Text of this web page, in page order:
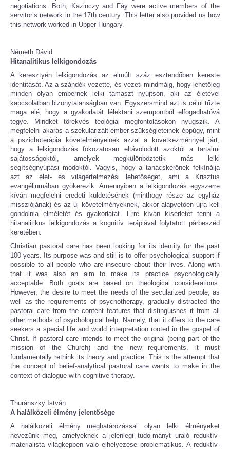
negotiations. Both, Kazinczy and Fáy were active members of the
servitor’s network in the 17th century. This letter also provided us how
this network worked in Upper-Hungary.
Németh Dávid
Hitanalitikus lelkigondozás
A keresztyén lelkigondozás az elmúlt száz esztendőben kereste
identitását. Az a szándék vezette, és vezeti mindmáig, hogy lehetőleg
minden olyan embernek lelki támaszt nyújtson, aki az életével
kapcsolatban bizonytalanságban van. Egyszersmind azt is célul tűzte
maga elé, hogy a gyakorlatát lélektani szempontból elfogadhatóvá
tegye. Mindkét törekvés teológiai megfontolásokon nyugszik. A
megfelelni akarás a szekularizált ember szükségleteinek éppúgy, mint
a pszichoterápia követelményeinek azzal a következménnyel járt,
hogy a lelkigondozás fokozatosan eltávolodott azoktól a tartalmi
sajátosságoktól, amelyek megkülönböztetik más lelki
segítségnyújtási módoktól. Vagyis, hogy a tanácskérőnek felkínálja
azt az élet- és világértelmezési lehetőséget, ami a Krisztus
evangéliumában gyökerezik. Amennyiben a lelkigondozás egyszerre
kíván megfelelni eredeti küldetésének (minthogy része az egyház
missziójának) és az új követelményeknek, akkor alapvetően újra kell
gondolnia elméletét és gyakorlatát. Erre kíván kísérletet tenni a
hitanalitikus lelkigondozás a kognitív terápiával folytatott párbeszéd
keretében.
Christian pastoral care has been looking for its identity for the past
100 years. Its purpose was and still is to offer psychological support if
possible to all people who are insecure about their lives. Along with
that it was also an aim to make its practice psychologically
acceptable. Both goals are based on theological considerations.
However, the desire to meet the needs of the secularized people, as
well as the requirements of psychotherapy, gradually distracted the
pastoral care from the content features that distinguishes it from all
other methods of psychological help. Namely, that it offers to the care
seekers a special life and world interpretation rooted in the gospel of
Christ. If pastoral care intends to meet the original (being part of the
mission of the Church) and the new requirements, it must
fundamentally rethink its theory and practice. This is the attempt that
the concept of belief-analytical pastoral care wants to make in the
context of dialogue with cognitive therapy.
Thuránszky István
A halálközeli élmény jelentősége
A halálközeli élmény meghatározással olyan lelki élményeket
nevezünk meg, amelyeknek a jelenlegi tudo-mányt uraló reduktív-
materialista világképben való elhelyezése problematikus. A reduktív-